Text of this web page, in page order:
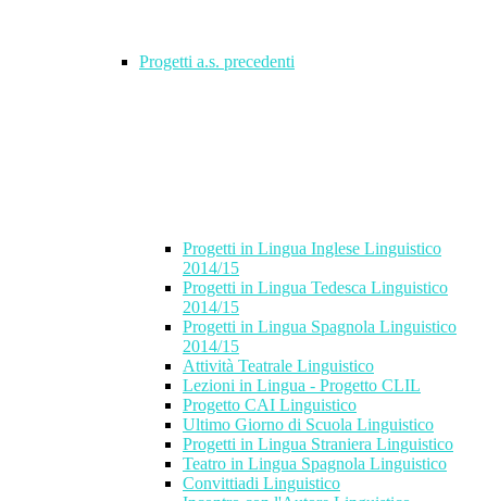
Progetti a.s. precedenti
Progetti in Lingua Inglese Linguistico
2014/15
Progetti in Lingua Tedesca Linguistico
2014/15
Progetti in Lingua Spagnola Linguistico
2014/15
Attività Teatrale Linguistico
Lezioni in Lingua - Progetto CLIL
Progetto CAI Linguistico
Ultimo Giorno di Scuola Linguistico
Progetti in Lingua Straniera Linguistico
Teatro in Lingua Spagnola Linguistico
Convittiadi Linguistico